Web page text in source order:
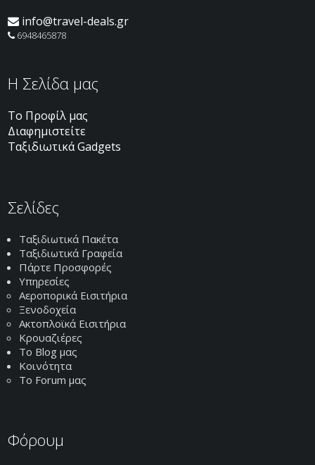
info@travel-deals.gr
6948465878
H Σελίδα μας
Το Προφίλ μας
Διαφημιστείτε
Ταξιδιωτικά Gadgets
Σελίδες
Ταξιδιωτικά Πακέτα
Ταξιδιωτικά Γραφεία
Πάρτε Προσφορές
Υπηρεσίες
Αεροπορικά Εισιτήρια
Ξενοδοχεία
Ακτοπλοϊκά Εισιτήρια
Κρουαζιέρες
Το Blog μας
Κοινότητα
Το Forum μας
Φόρουμ